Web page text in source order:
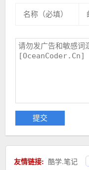
友情链接: 酷学.笔记